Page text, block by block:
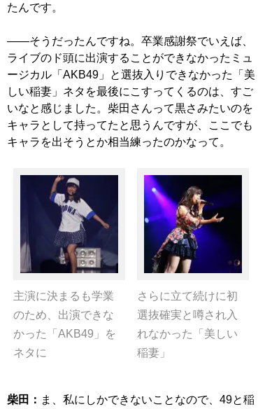
たんです。
――そうだったんですね。卒業感謝祭でいえば、
ライブのド頭に出演することができなかったミュ
ージカル「AKB49」と選抜入りできなかった「美
しい稲妻」ネタを最後にこすってくるのは、すご
いなと感じました。柴田さんって黒さみたいのを
キャラとして持ってたと思うんですが、ここでも
キャラを出そうとか相当練ったのかなって。
主演に決まるも学業
のため、出演できな
かった「AKB49」を
ネタに
さらに立て続けに初
選抜確実と噂され入
れなかった「美しい
稲妻」
柴田： ま、私にしかできないことなので、49と稲